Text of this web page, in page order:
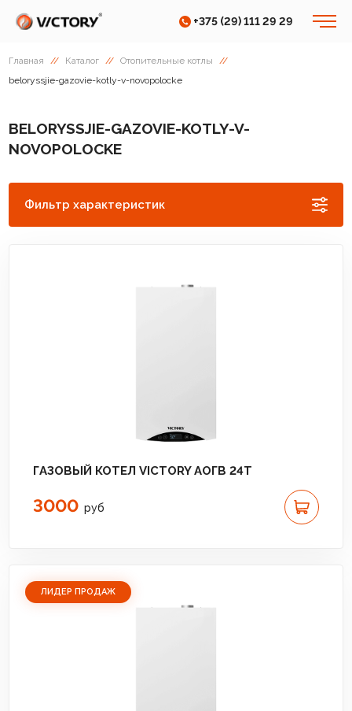
+375 (29) 111 29 29
Главная // Каталог // Отопительные котлы
//
beloryssjie-gazovie-kotly-v-novopolocke
BELORYSSJIE-GAZOVIE-KOTLY-V-
NOVOPOLOCKE
Фильтр характеристик
ГАЗОВЫЙ КОТЕЛ VICTORY АОГВ 24T
3000 руб
ЛИДЕР ПРОДАЖ